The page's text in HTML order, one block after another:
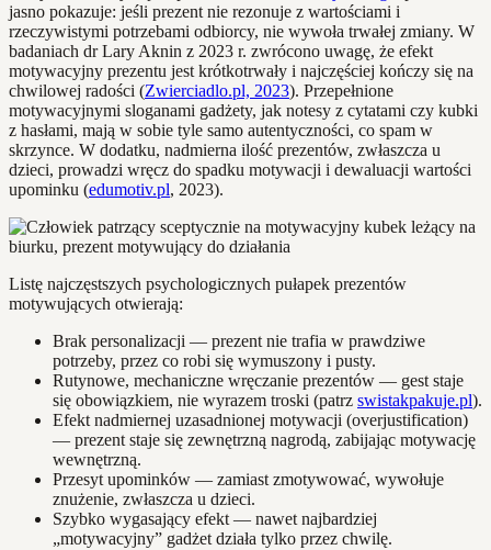
jasno pokazuje: jeśli prezent nie rezonuje z wartościami i
rzeczywistymi potrzebami odbiorcy, nie wywoła trwałej zmiany. W
badaniach dr Lary Aknin z 2023 r. zwrócono uwagę, że efekt
motywacyjny prezentu jest krótkotrwały i najczęściej kończy się na
chwilowej radości (Zwierciadlo.pl, 2023). Przepełnione
motywacyjnymi sloganami gadżety, jak notesy z cytatami czy kubki
z hasłami, mają w sobie tyle samo autentyczności, co spam w
skrzynce. W dodatku, nadmierna ilość prezentów, zwłaszcza u
dzieci, prowadzi wręcz do spadku motywacji i dewaluacji wartości
upominku (edumotiv.pl, 2023).
Listę najczęstszych psychologicznych pułapek prezentów
motywujących otwierają:
Brak personalizacji — prezent nie trafia w prawdziwe
potrzeby, przez co robi się wymuszony i pusty.
Rutynowe, mechaniczne wręczanie prezentów — gest staje
się obowiązkiem, nie wyrazem troski (patrz swistakpakuje.pl).
Efekt nadmiernej uzasadnionej motywacji (overjustification)
— prezent staje się zewnętrzną nagrodą, zabijając motywację
wewnętrzną.
Przesyt upominków — zamiast zmotywować, wywołuje
znużenie, zwłaszcza u dzieci.
Szybko wygasający efekt — nawet najbardziej
„motywacyjny” gadżet działa tylko przez chwilę.